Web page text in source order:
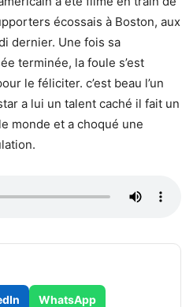
écossais à Boston, aux
dernier. Une fois sa
terminée, la foule s’est
le féliciter. c’est beau l’un
a lui un talent caché il fait un
monde et a choqué une
WhatsApp